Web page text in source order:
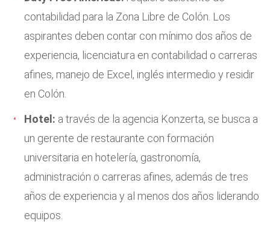
contabilidad para la Zona Libre de Colón. Los
aspirantes deben contar con mínimo dos años de
experiencia, licenciatura en contabilidad o carreras
afines, manejo de Excel, inglés intermedio y residir
en Colón.
Hotel: a través de la agencia Konzerta, se busca a
un gerente de restaurante con formación
universitaria en hotelería, gastronomía,
administración o carreras afines, además de tres
años de experiencia y al menos dos años liderando
equipos.